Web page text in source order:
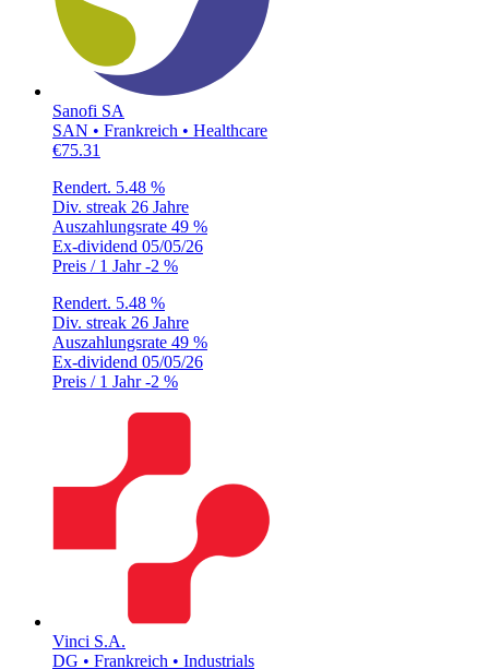
Sanofi SA
SAN • Frankreich • Healthcare
€75.31
Rendert. 5.48 %
Div. streak 26 Jahre
Auszahlungsrate 49 %
Ex-dividend 05/05/26
Preis / 1 Jahr-2 %
Rendert. 5.48 %
Div. streak 26 Jahre
Auszahlungsrate 49 %
Ex-dividend 05/05/26
Preis / 1 Jahr-2 %
Vinci S.A.
DG • Frankreich • Industrials